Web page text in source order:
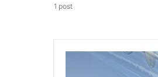
1 post